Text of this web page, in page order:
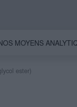
MOYENS
ester)